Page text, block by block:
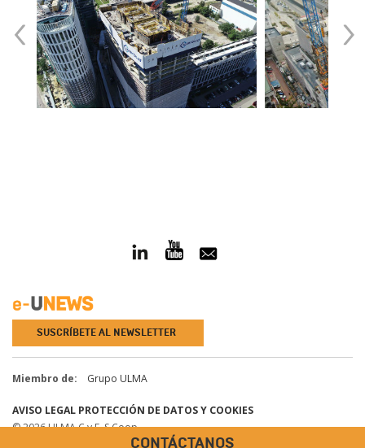
‹ ›
CONTÁCTANOS
SUSCRÍBETE AL NEWSLETTER
Miembro de: Grupo ULMA
AVISO LEGAL PROTECCIÓN DE DATOS Y COOKIES
© 2026 ULMA C y E, S.Coop.